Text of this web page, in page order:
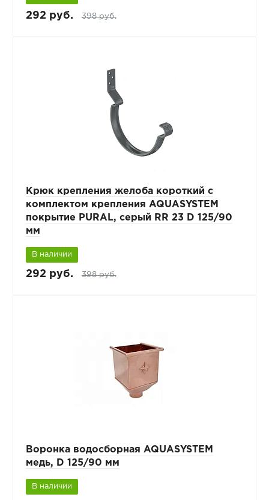
292 руб. 398 руб.
Крюк крепления желоба короткий с
комплектом крепления AQUASYSTEM
покрытие PURAL, серый RR 23 D 125/90
мм
В наличии
292 руб. 398 руб.
Воронка водосборная AQUASYSTEM
медь, D 125/90 мм
В наличии